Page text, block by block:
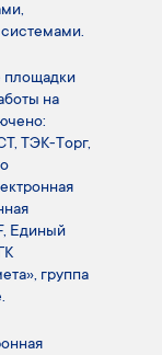
площадки
на
ТЭК-Торг,
Единый
группа